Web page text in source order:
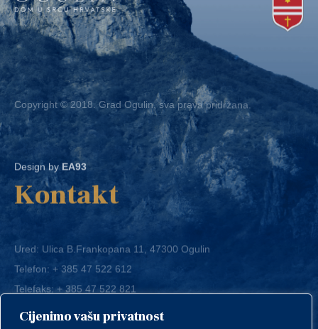
Cijenimo vašu privatnost
Copyright © 2018. Grad Ogulin, sva prava pridržana.
Design by EA93
Kontakt
Ured: Ulica B.Frankopana 11, 47300 Ogulin
Telefon:+ 385 47 522 612
Telefaks: + 385 47 522 821
E-mail:grad-ogulin@ogulin.hr